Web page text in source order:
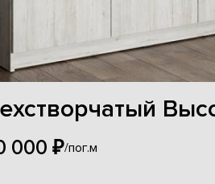
000 ₽/пог.м